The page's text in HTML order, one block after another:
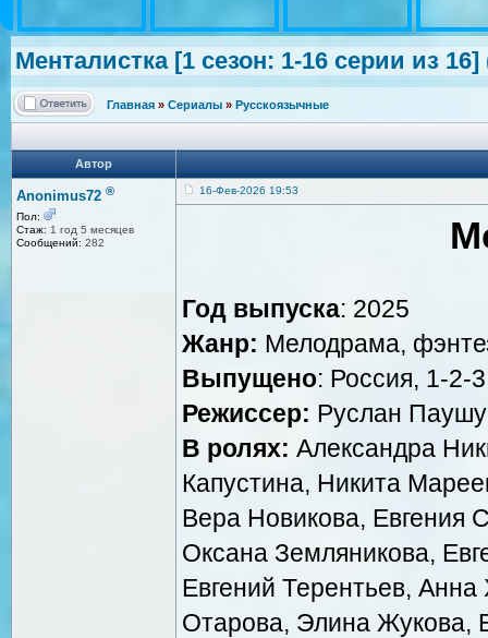
Менталистка [1 сезон: 1-16 серии из
Главная » Сериалы » Русскоязычные
Автор
Anonimus72 ®
Пол:
Стаж: 1 год 5 месяцев
Сообщений: 282
16-Фев-2026 19:53
Год выпуска: 2025
Жанр: Мелодрама,
Выпущено: Россия, 1-2-
Режиссер: Руслан Паушу
В ролях: Александра
Капустина, Никита
Вера Новикова, Евгения
Оксана Земляникова,
Евгений Терентьев,
Отарова, Элина Жукова,